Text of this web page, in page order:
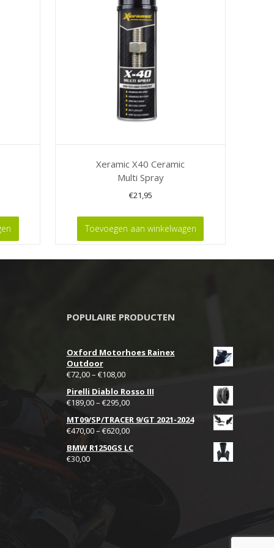
Xeramic X40 Ceramic
Multi Spray
€21,95
Toevoegen aan winkelwagen
POPULAIRE PRODUCTEN
Oxford Motorhoes Rainex
Outdoor
€72,00– €108,00
Pirelli Diablo Rosso III
€189,00– €295,00
MT09/SP/TRACER 9/GT 2021-2024
€470,00– €620,00
BMW R1250GS LC
€30,00